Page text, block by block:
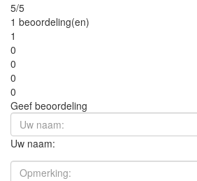
5/5
1 beoordeling(en)
1
0
0
0
0
Geef beoordeling
Uw naam: